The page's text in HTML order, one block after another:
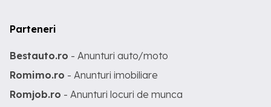
Parteneri
Bestauto.ro - Anunturi auto/moto
Romimo.ro - Anunturi imobiliare
Romjob.ro - Anunturi locuri de munca